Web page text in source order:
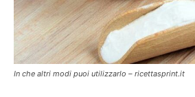
In che altri modi puoi utilizzarlo – ricettasprint.it